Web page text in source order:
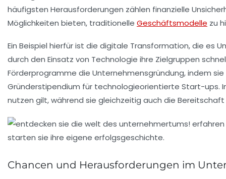
häufigsten Herausforderungen zählen finanzielle
Möglichkeiten bieten, traditionelle Geschäftsmodelle zu
Ein Beispiel hierfür ist die digitale Transformation, die es
durch den Einsatz von Technologie ihre Zielgruppen
Förderprogramme die Unternehmensgründung, indem
Gründerstipendium für technologieorientierte Start-ups.
nutzen gilt, während sie gleichzeitig auch die
Chancen und Herausforderungen im